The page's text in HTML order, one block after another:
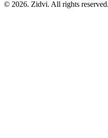
© 2026. Zidvi. All rights reserved.